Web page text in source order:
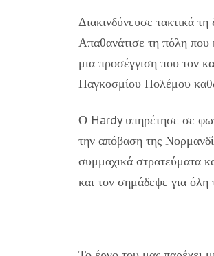
Διακινδύνευσε τακτικά
Απαθανάτισε τη πόλη που
μια προσέγγιση που τον
Παγκοσμίου Πολέμου
Ο Hardy υπηρέτησε σε
την απόβαση της
συμμαχικά στρατεύματα
και τον σημάδεψε για όλη